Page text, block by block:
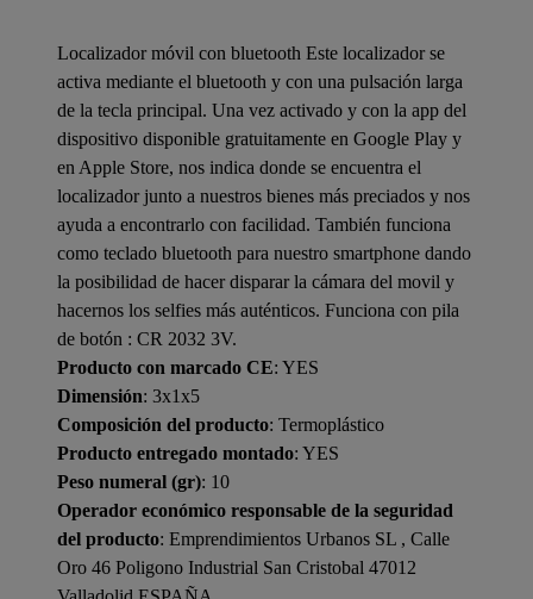
Localizador móvil con bluetooth Este localizador se
activa mediante el bluetooth y con una pulsación larga
de la tecla principal. Una vez activado y con la app del
dispositivo disponible gratuitamente en Google Play y
en Apple Store, nos indica donde se encuentra el
localizador junto a nuestros bienes más preciados y nos
ayuda a encontrarlo con facilidad. También funciona
como teclado bluetooth para nuestro smartphone dando
la posibilidad de hacer disparar la cámara del movil y
hacernos los selfies más auténticos. Funciona con pila
de botón : CR 2032 3V.
Producto con marcado CE: YES
Dimensión: 3x1x5
Composición del producto: Termoplástico
Producto entregado montado: YES
Peso numeral (gr): 10
Operador económico responsable de la seguridad
del producto: Emprendimientos Urbanos SL , Calle
Oro 46 Poligono Industrial San Cristobal 47012